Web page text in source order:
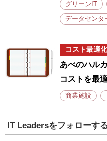
グリーンIT
データセンタ
コスト最適化
あべのハル
コストを最
商業施設
IT Leadersをフォローす